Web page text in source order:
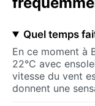
Quel temps
En ce moment à
22°C avec
vitesse du vent
donnent une